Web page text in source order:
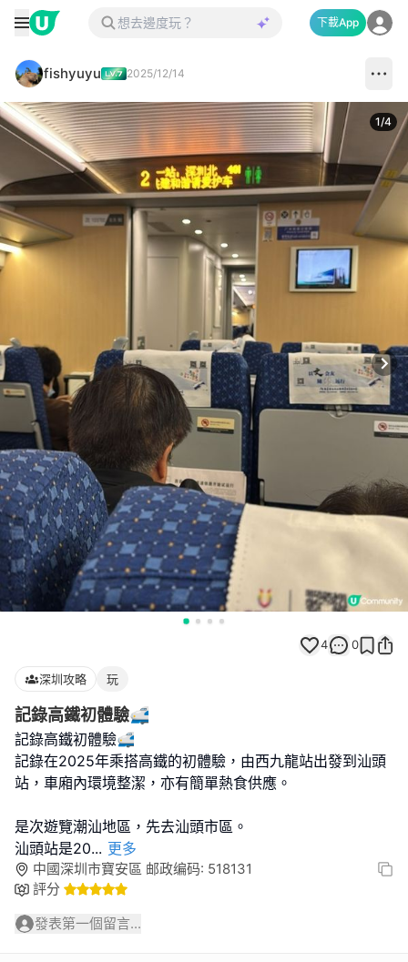
下載App
fishyuyu 2025/12/14
1/4
4 0
深圳攻略 玩
記錄高鐵初體驗🚅
記錄高鐵初體驗🚅
記錄在2025年乘搭高鐵的初體驗，由西九龍站出發到汕頭
站，車廂內環境整潔，亦有簡單熱食供應。
是次遊覽潮汕地區，先去汕頭市區。
汕頭站是20... 更多
中國深圳市寶安區 邮政编码: 518131
評分
發表第一個留言...